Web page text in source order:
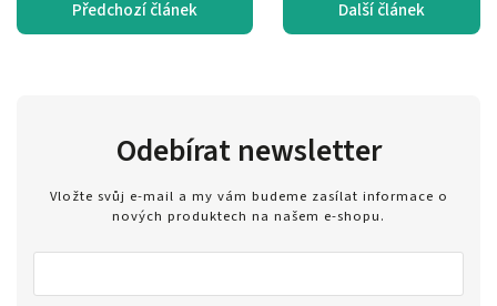
Předchozí článek Další článek
Odebírat newsletter
Vložte svůj e-mail a my vám budeme zasílat informace o
nových produktech na našem e-shopu.